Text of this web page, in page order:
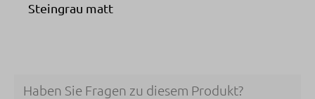
Steingrau matt
Haben Sie Fragen zu diesem Produkt?